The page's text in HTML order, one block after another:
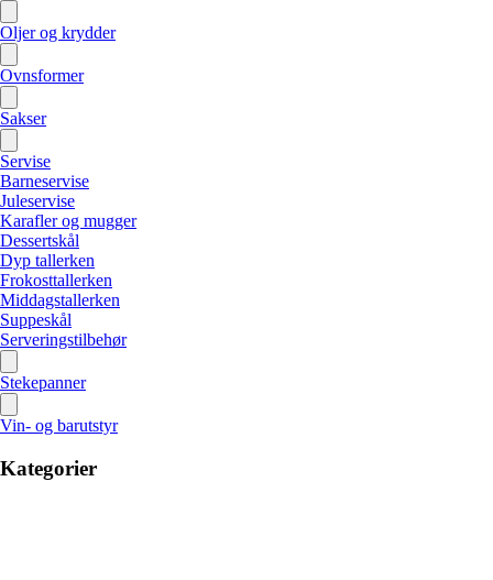
Oljer og krydder
Ovnsformer
Sakser
Servise
Barneservise
Juleservise
Karafler og mugger
Dessertskål
Dyp tallerken
Frokosttallerken
Middagstallerken
Suppeskål
Serveringstilbehør
Stekepanner
Vin- og barutstyr
Kategorier